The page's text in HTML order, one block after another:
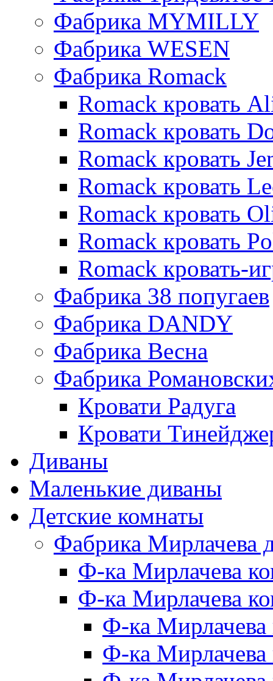
Фабрика MYMILLY
Фабрика WESEN
Фабрика Romack
Romack кровать
Romack кровать
Romack кровать
Romack кровать
Romack кровать
Romack кровать
Romack кровать-
Фабрика 38 попугаев
Фабрика DАNDY
Фабрика Весна
Фабрика
Кровати Радуга
Кровати
Диваны
Маленькие диваны
Детские комнаты
Фабрика Мирлачева
Ф-ка Мирлачева
Ф-ка Мирлачева
Ф-ка
Ф-ка Мирлачева